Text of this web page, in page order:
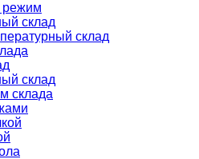
режим
склад
склад
склад
склада